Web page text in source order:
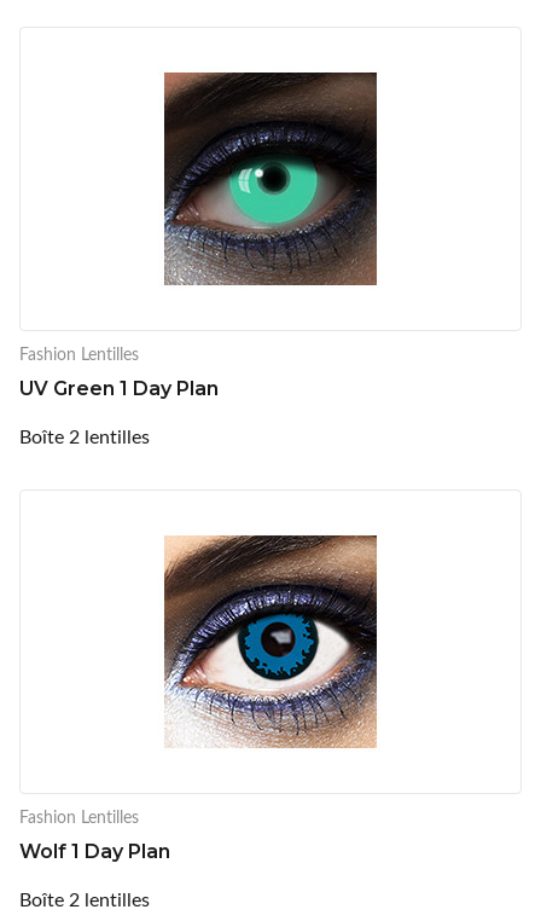
Fashion Lentilles
UV Green 1 Day Plan
Boîte 2 lentilles
Fashion Lentilles
Wolf 1 Day Plan
Boîte 2 lentilles